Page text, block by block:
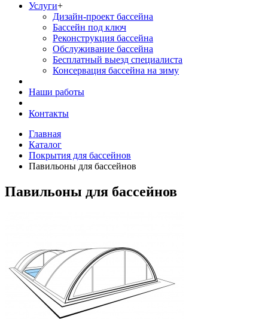
Услуги+
Дизайн-проект бассейна
Бассейн под ключ
Реконструкция бассейна
Обслуживание бассейна
Бесплатный выезд специалиста
Консервация бассейна на зиму
Наши работы
Контакты
Главная
Каталог
Покрытия для бассейнов
Павильоны для бассейнов
Павильоны для бассейнов